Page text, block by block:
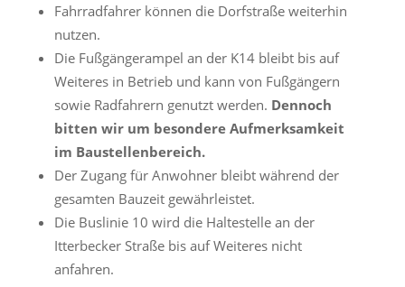
Fahrradfahrer können die Dorfstraße weiterhin
nutzen.
Die Fußgängerampel an der K14 bleibt bis auf
Weiteres in Betrieb und kann von Fußgängern
sowie Radfahrern genutzt werden. Dennoch
bitten wir um besondere Aufmerksamkeit
im Baustellenbereich.
Der Zugang für Anwohner bleibt während der
gesamten Bauzeit gewährleistet.
Die Buslinie 10 wird die Haltestelle an der
Itterbecker Straße bis auf Weiteres nicht
anfahren.